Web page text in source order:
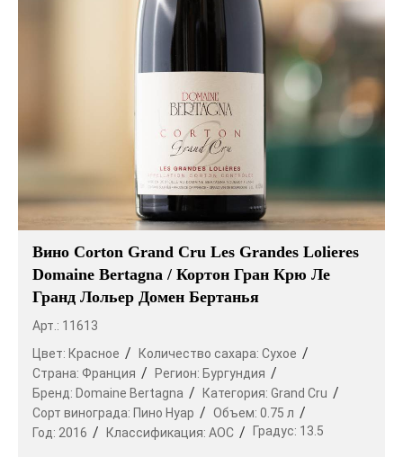
Вино Corton Grand Cru Les Grandes Lolieres
Domaine Bertagna / Кортон Гран Крю Ле
Гранд Лольер Домен Бертанья
Арт.: 11613
Цвет: Красное Количество сахара: Сухое
Страна: Франция Регион: Бургундия
Бренд: Domaine Bertagna Категория: Grand Cru
Сорт винограда: Пино Нуар Объем: 0.75 л
Год: 2016 Классификация: AOC Градус: 13.5